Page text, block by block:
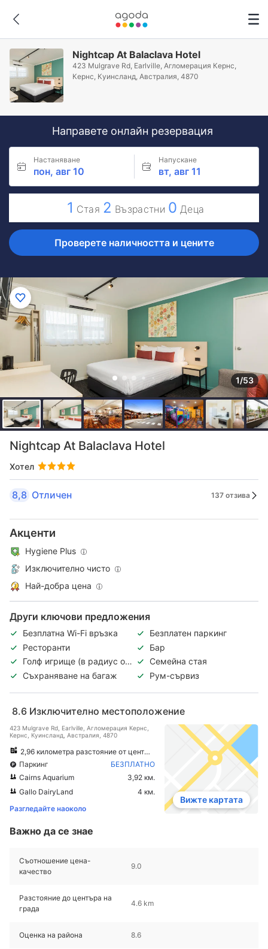
Nightcap At Balaclava Hotel
423 Mulgrave Rd, Earlville, Агломерация Кернс,
Кeрнс, Куинсланд, Австралия, 4870
Направете онлайн резервация
Настаняване
пон, авг 10
Напускане
вт, авг 11
1 Стая 2 Възрастни 0 Деца
Проверете наличността и цените
1/53
Nightcap At Balaclava Hotel
Хотел
8,8 Отличен 137 отзива
Акценти
Hygiene Plus
Изключително чисто
Най-добра цена
Други ключови предложения
Безплатна Wi-Fi връзка
Безплатен паркинг
Ресторанти
Бар
Голф игрище (в радиус от
3 км)
Семейна стая
Съхраняване на багаж
Рум-сървиз
8.6 Изключително местоположение
423 Mulgrave Rd, Earlville, Агломерация Кернс,
Кeрнс, Куинсланд, Австралия, 4870
2,96 километра разстояние от центъра на града
Паркинг
БЕЗПЛАТНО
Cairns Aquarium
3,92 км.
Gallo DairyLand
4 км.
Разгледайте наоколо
Вижте картата
Важно да се знае
Съотношение цена-
качество
9.0
Разстояние до центъра на
града
4.6 km
Оценка на района 8.6